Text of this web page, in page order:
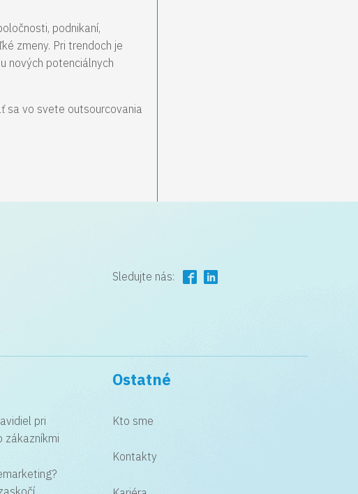
podnikaní,
zmeny. Pri trendoch je
nových potenciálnych
sa vo svete outsourcovania
Sledujte nás:
pri
zákazníkmi
Ostatné
Kto sme
Kontakty